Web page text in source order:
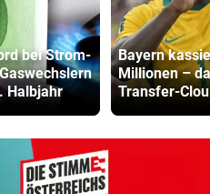
bei Strom-
Halbjahr
Bayern
Millionen –
Transfer-Clou